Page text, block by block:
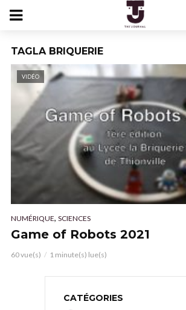
TAGLA BRIQUERIE
VIDÉO
NUMÉRIQUE, SCIENCES
Game of Robots 2021
60 vue(s) 1 minute(s) lue(s)
CATÉGORIES